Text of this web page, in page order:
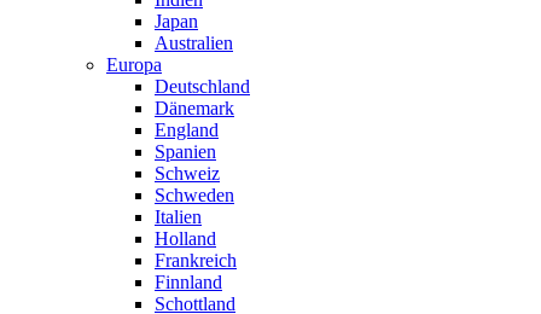
Japan
Australien
Europa
Deutschland
Dänemark
England
Spanien
Schweiz
Schweden
Italien
Holland
Frankreich
Finnland
Schottland